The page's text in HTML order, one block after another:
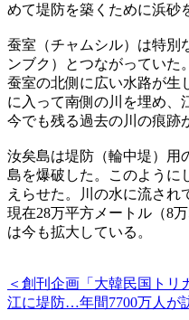
めて堤防を築くために浜砂
蚕室（チャムシル）は特別
ンブク）とつながっていた
蚕室の北側に広い水路が生
に入って南側の川を埋め、
今でも残る過去の川の痕跡
汝矣島は堤防（輪中堤）用
島を爆破した。このように
えらせた。川の水に流され
現在28万平方メートル（8
は今も拡大している。
＜創刊企画「大韓民国トリ
江に堤防…年間7700万人が